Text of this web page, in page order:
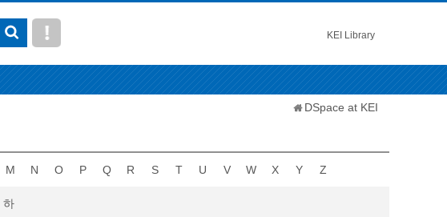
KEI Library
DSpace at KEI
M N O P Q R S T U V W X Y Z
하